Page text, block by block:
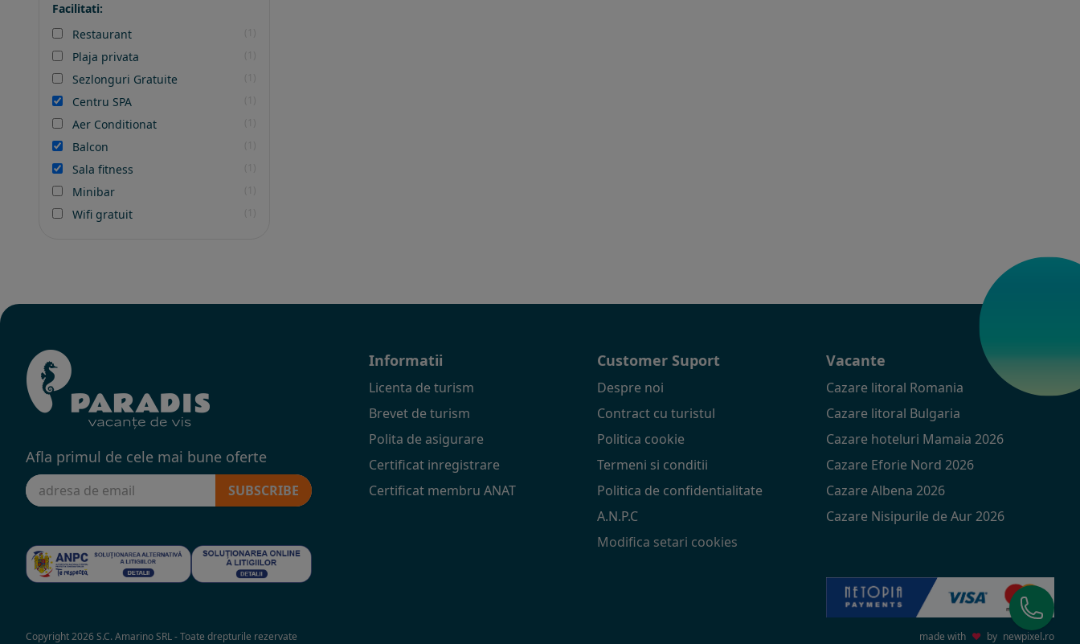
Facilitati:
Restaurant
Plaja privata
Sezlonguri Gratuite
Centru SPA
Aer Conditionat
Balcon
Sala fitness
Minibar
Wifi gratuit
Afla primul de cele mai bune oferte
SUBSCRIBE
Informatii
Licenta de turism
Brevet de turism
Polita de asigurare
Certificat inregistrare
Certificat membru ANAT
Customer Suport
Despre noi
Contract cu turistul
Politica cookie
Termeni si conditii
Politica de confidentialitate
A.N.P.C
Modifica setari cookies
Vacante
Cazare litoral Romania
Cazare litoral Bulgaria
Cazare hoteluri Mamaia 2026
Cazare Eforie Nord 2026
Cazare Albena 2026
Cazare Nisipurile de Aur 2026
Copyright 2026 S.C. Amarino SRL - Toate drepturile rezervate
made with ♥ by newpixel.ro